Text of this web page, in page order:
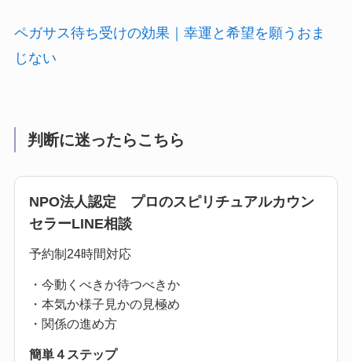
ペガサス待ち受けの効果｜幸運と希望を願うおま
じない
判断に迷ったらこちら
NPO法人認定 プロのスピリチュアルカウン
セラーLINE相談
予約制24時間対応
・今動くべきか待つべきか
・本気か様子見かの見極め
・関係の進め方
簡単４ステップ